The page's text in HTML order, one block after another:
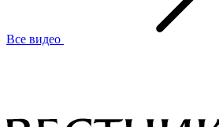
Все видео